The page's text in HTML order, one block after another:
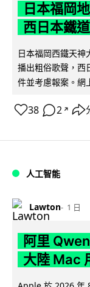
日本福岡
西日本鐵
日本福岡西鐵天
播出粗俗歌聲，西
件並考慮報案。網
38 2 ↗
人工智能
Lawton 1 日
阿里
大陸 Mac